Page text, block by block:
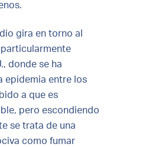
gira en torno al
particularmente
donde se ha
epidemia entre los
a que es
pero escondiendo
se trata de una
como fumar